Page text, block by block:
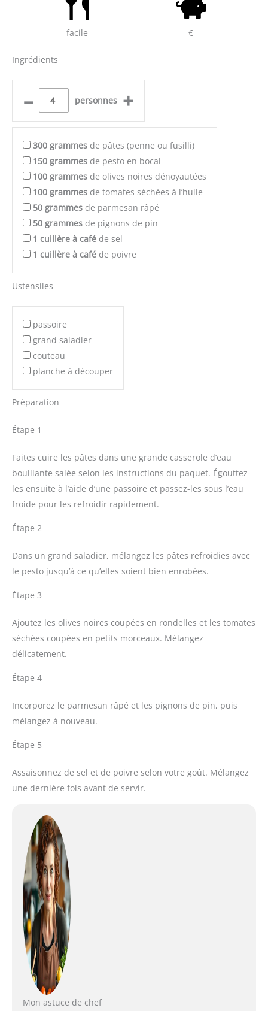
facile €
Ingrédients
– personnes +
300 grammes de pâtes (penne ou fusilli)
150 grammes de pesto en bocal
100 grammes de olives noires dénoyautées
100 grammes de tomates séchées à l’huile
50 grammes de parmesan râpé
50 grammes de pignons de pin
1 cuillère à café de sel
1 cuillère à café de poivre
Ustensiles
passoire
grand saladier
couteau
planche à découper
Préparation
Étape 1
Faites cuire les pâtes dans une grande casserole d’eau
bouillante salée selon les instructions du paquet. Égouttez-
les ensuite à l’aide d’une passoire et passez-les sous l’eau
froide pour les refroidir rapidement.
Étape 2
Dans un grand saladier, mélangez les pâtes refroidies avec
le pesto jusqu’à ce qu’elles soient bien enrobées.
Étape 3
Ajoutez les olives noires coupées en rondelles et les tomates
séchées coupées en petits morceaux. Mélangez
délicatement.
Étape 4
Incorporez le parmesan râpé et les pignons de pin, puis
mélangez à nouveau.
Étape 5
Assaisonnez de sel et de poivre selon votre goût. Mélangez
une dernière fois avant de servir.
Mon astuce de chef